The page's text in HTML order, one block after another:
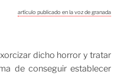
artículo publicado en la voz de granada
dicho horror y tratar
de conseguir establecer